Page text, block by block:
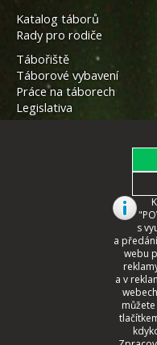
Katalog táborů
Rady pro rodiče
Tábořiště
Táborové vybavení
Práce na táborech
Legislativa
© 2008 - 2026 České
s
a
webu
a v